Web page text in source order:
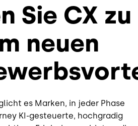
Sie CX zu
neuen
es Marken, in jeder Phase
KI-gesteuerte, hochgradig